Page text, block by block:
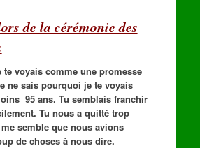
de la cérémonie des
te voyais comme une promesse
ne sais pourquoi je te voyais
95 ans. Tu semblais franchir
Tu nous a quitté trop
semble que nous avions
de choses à nous dire.